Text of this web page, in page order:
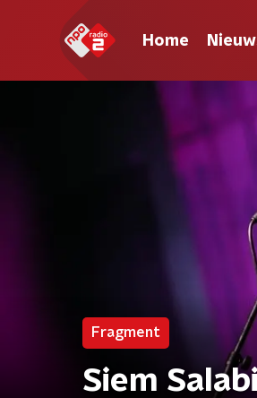
Home
Fragment
Siem